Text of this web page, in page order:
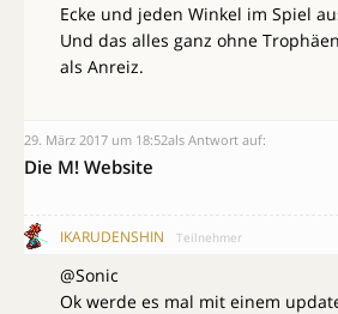
Ecke und jeden Winkel im Spiel
Und das alles ganz ohne
als Anreiz.
29. März 2017 um 18:52als Antwort auf:
Die M! Website
IKARUDENSHIN Teilnehmer
@Sonic
Ok werde es mal mit einem